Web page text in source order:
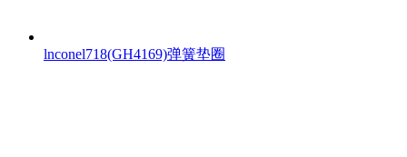
lnconel718(GH4169)弹簧垫圈